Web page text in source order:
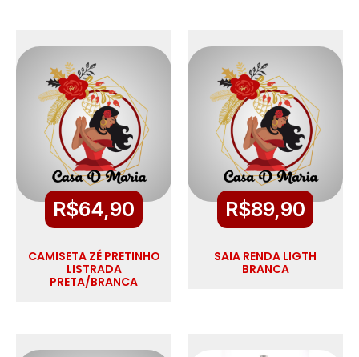
R$64,90
CAMISETA ZÉ PRETINHO
LISTRADA
PRETA/BRANCA
R$89,90
SAIA RENDA LIGTH
BRANCA